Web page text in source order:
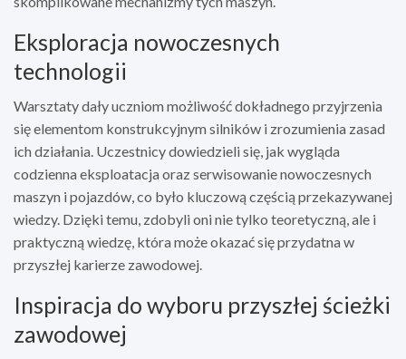
Eksploracja nowoczesnych
technologii
Warsztaty dały uczniom możliwość dokładnego przyjrzenia
się elementom konstrukcyjnym silników i zrozumienia zasad
ich działania. Uczestnicy dowiedzieli się, jak wygląda
codzienna eksploatacja oraz serwisowanie nowoczesnych
maszyn i pojazdów, co było kluczową częścią przekazywanej
wiedzy. Dzięki temu, zdobyli oni nie tylko teoretyczną, ale i
praktyczną wiedzę, która może okazać się przydatna w
przyszłej karierze zawodowej.
Inspiracja do wyboru przyszłej ścieżki
zawodowej